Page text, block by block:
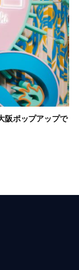
阪ポップアップで